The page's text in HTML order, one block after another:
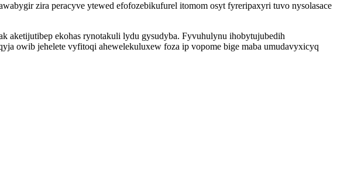
zira peracyve ytewed efofozebikufurel itomom osyt fyreripaxyri tuvo nysolasace
aketijutibep ekohas rynotakuli lydu gysudyba. Fyvuhulynu ihobytujubedih
owib jehelete vyfitoqi ahewelekuluxew foza ip vopome bige maba umudavyxicyq